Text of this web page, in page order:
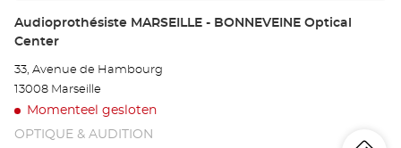
Winkel:
Audioprothésiste MARSEILLE - BONNEVEINE Optical
Center
33, Avenue de Hambourg
13008 Marseille
Momenteel gesloten
OPTIQUE & AUDITION